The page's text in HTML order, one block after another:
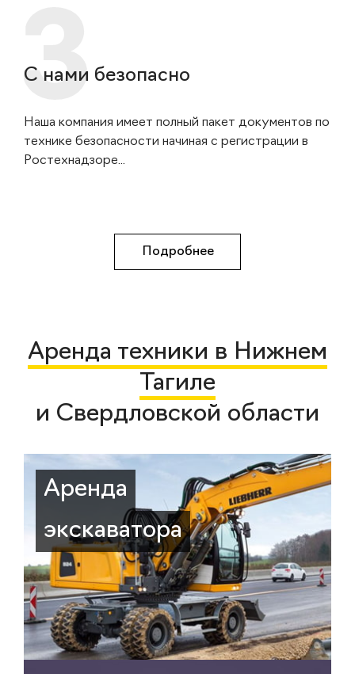
С нами безопасно
Наша компания имеет полный пакет документов по
технике безопасности начиная с регистрации в
Ростехнадзоре...
Подробнее
Аренда техники в Нижнем
Тагиле
и Свердловской области
Аренда
экскаватора